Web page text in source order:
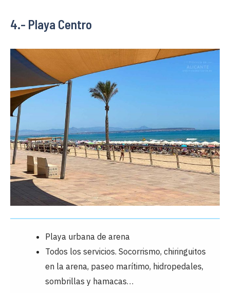
4.- Playa Centro
Playa urbana de arena
Todos los servicios. Socorrismo, chiringuitos
en la arena, paseo marítimo, hidropedales,
sombrillas y hamacas…